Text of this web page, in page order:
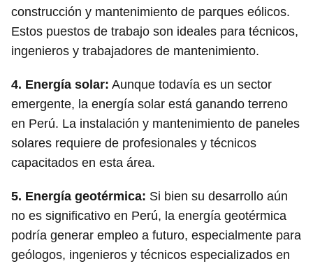
construcción y mantenimiento de parques eólicos.
Estos puestos de trabajo son ideales para técnicos,
ingenieros y trabajadores de mantenimiento.
4. Energía solar: Aunque todavía es un sector
emergente, la energía solar está ganando terreno
en Perú. La instalación y mantenimiento de paneles
solares requiere de profesionales y técnicos
capacitados en esta área.
5. Energía geotérmica: Si bien su desarrollo aún
no es significativo en Perú, la energía geotérmica
podría generar empleo a futuro, especialmente para
geólogos, ingenieros y técnicos especializados en